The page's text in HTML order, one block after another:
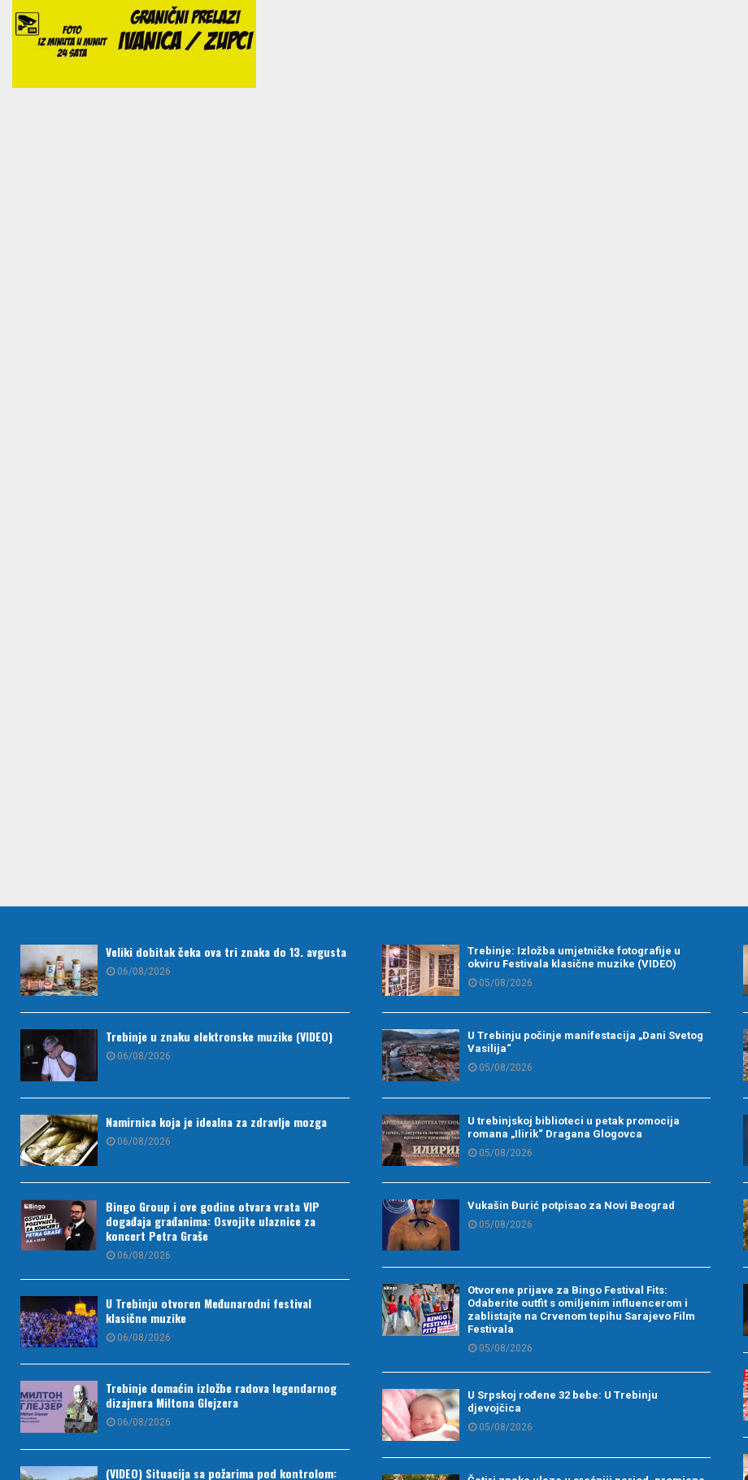
Veliki dobitak čeka ova tri znaka do 13. avgusta
06/08/2026
Trebinje u znaku elektronske muzike (VIDEO)
06/08/2026
Namirnica koja je idealna za zdravlje mozga
06/08/2026
Bingo Group i ove godine otvara vrata VIP
događaja građanima: Osvojite ulaznice za
koncert Petra Graše
06/08/2026
U Trebinju otvoren Međunarodni festival
klasične muzike
06/08/2026
Trebinje domaćin izložbe radova legendarnog
dizajnera Miltona Glejzera
06/08/2026
(VIDEO) Situacija sa požarima pod kontrolom:
Trebinje: Izložba umjetničke fotografije u
okviru Festivala klasične muzike (VIDEO)
05/08/2026
U Trebinju počinje manifestacija „Dani Svetog
Vasilija“
05/08/2026
U trebinjskoj biblioteci u petak promocija
romana „Ilirik“ Dragana Glogovca
05/08/2026
Vukašin Đurić potpisao za Novi Beograd
05/08/2026
Otvorene prijave za Bingo Festival Fits:
Odaberite outfit s omiljenim influencerom i
zablistajte na Crvenom tepihu Sarajevo Film
Festivala
05/08/2026
U Srpskoj rođene 32 bebe: U Trebinju
djevojčica
05/08/2026